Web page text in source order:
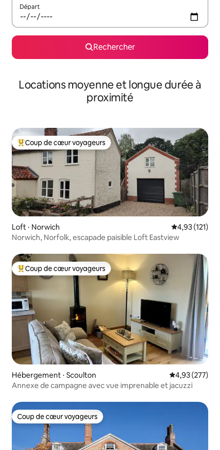
Départ
Rechercher
Locations moyenne et longue durée à
proximité
Coups de cœur voyageurs les plus appréciés
Coup de cœur voyageurs
Loft ⋅ Norwich Évaluation
4,93 (121)
Norwich, Norfolk, escapade paisible Loft Eastview
Coups de cœur voyageurs les plus appréciés
Coup de cœur voyageurs
Hébergement ⋅ Scoulton Évaluation
4,93 (277)
Annexe de campagne avec vue imprenable et jacuzzi
Coup de cœur voyageurs
Coup de cœur voyageurs